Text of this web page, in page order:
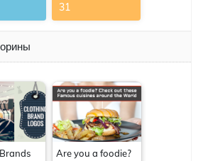
31
Are you a foodie?